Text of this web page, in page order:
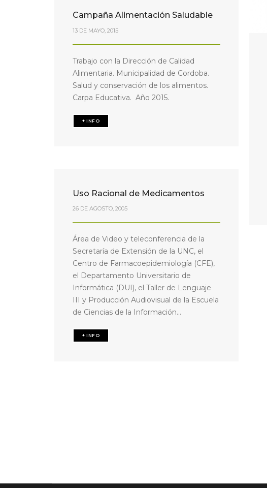
Campaña Alimentación Saludable
13 DE MAYO, 2015
Trabajo con la Dirección de Calidad
Alimentaria. Municipalidad de Cordoba.
Salud y conservación de los alimentos.
Carpa Educativa. Año 2015.
+ INFO
Uso Racional de Medicamentos
26 DE AGOSTO, 2005
Área de Video y teleconferencia de la
Secretaría de Extensión de la UNC, el
Centro de Farmacoepidemiología (CFE),
el Departamento Universitario de
Informática (DUI), el Taller de Lenguaje
III y Producción Audiovisual de la Escuela
de Ciencias de la Información...
+ INFO